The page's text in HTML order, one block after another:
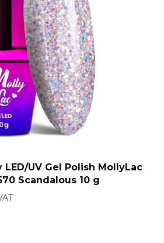
UV Gel Polish MollyLac
Scandalous 10 g